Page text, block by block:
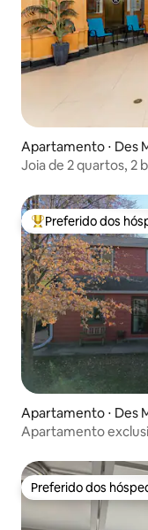
Apartamento ⋅ Des
Joia de 2 quartos, 2
Entre os melhores
Preferido dos
Apartamento ⋅ Des
Apartamento
Preferido dos
Preferido dos